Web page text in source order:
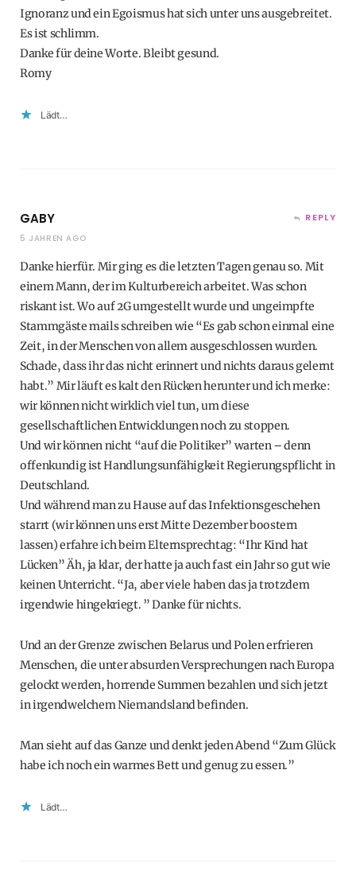
Ignoranz und ein Egoismus hat sich unter uns ausgebreitet.
Es ist schlimm.
Danke für deine Worte. Bleibt gesund.
Romy
Lädt…
GABY
5 JAHREN AGO
REPLY
Danke hierfür. Mir ging es die letzten Tagen genau so. Mit
einem Mann, der im Kulturbereich arbeitet. Was schon
riskant ist. Wo auf 2G umgestellt wurde und ungeimpfte
Stammgäste mails schreiben wie “Es gab schon einmal eine
Zeit, in der Menschen von allem ausgeschlossen wurden.
Schade, dass ihr das nicht erinnert und nichts daraus gelernt
habt.” Mir läuft es kalt den Rücken herunter und ich merke:
wir können nicht wirklich viel tun, um diese
gesellschaftlichen Entwicklungen noch zu stoppen.
Und wir können nicht “auf die Politiker” warten – denn
offenkundig ist Handlungsunfähigkeit Regierungspflicht in
Deutschland.
Und während man zu Hause auf das Infektionsgeschehen
starrt (wir können uns erst Mitte Dezember boostern
lassen) erfahre ich beim Elternsprechtag: “Ihr Kind hat
Lücken” Äh, ja klar, der hatte ja auch fast ein Jahr so gut wie
keinen Unterricht. “Ja, aber viele haben das ja trotzdem
irgendwie hingekriegt. ” Danke für nichts.
Und an der Grenze zwischen Belarus und Polen erfrieren
Menschen, die unter absurden Versprechungen nach Europa
gelockt werden, horrende Summen bezahlen und sich jetzt
in irgendwelchem Niemandsland befinden.
Man sieht auf das Ganze und denkt jeden Abend “Zum Glück
habe ich noch ein warmes Bett und genug zu essen.”
Lädt…